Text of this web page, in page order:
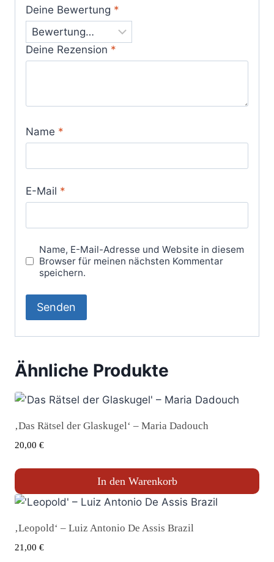
Deine Bewertung *
Deine Rezension *
Name *
E-Mail *
Name, E-Mail-Adresse und Website in diesem
Browser für meinen nächsten Kommentar
speichern.
Ähnliche Produkte
‚Das Rätsel der Glaskugel‘ – Maria Dadouch
20,00 €
In den Warenkorb
‚Leopold‘ – Luiz Antonio De Assis Brazil
21,00 €